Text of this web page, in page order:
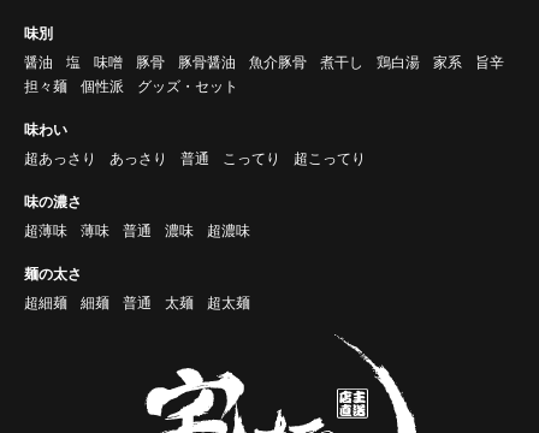
味別
醤油
塩 味噌 豚骨 豚骨醤油 魚介豚骨 煮干し 鶏白湯 家系
旨辛
担々麺
個性派 グッズ・セット
味わい
超あっさり
あっさり 普通 こってり 超こってり
味の濃さ
超薄味
薄味 普通 濃味 超濃味
麺の太さ
超細麺
細麺 普通 太麺 超太麺